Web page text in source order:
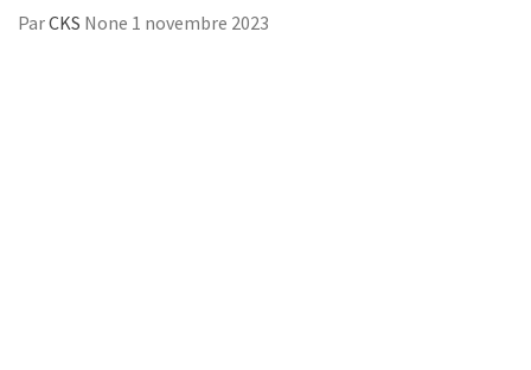
ParCKS None 1 novembre 2023